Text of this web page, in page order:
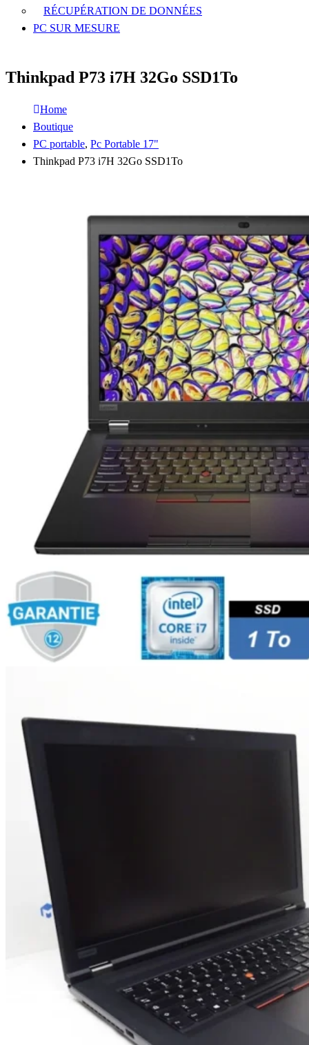
RÉCUPÉRATION DE DONNÉES
PC SUR MESURE
Thinkpad P73 i7H 32Go SSD1To
Home
Boutique
PC portable, Pc Portable 17"
Thinkpad P73 i7H 32Go SSD1To